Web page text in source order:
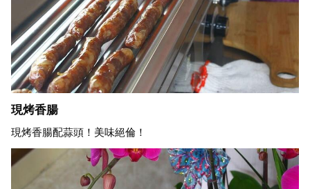
現烤香腸
現烤香腸配蒜頭！美味絕倫！